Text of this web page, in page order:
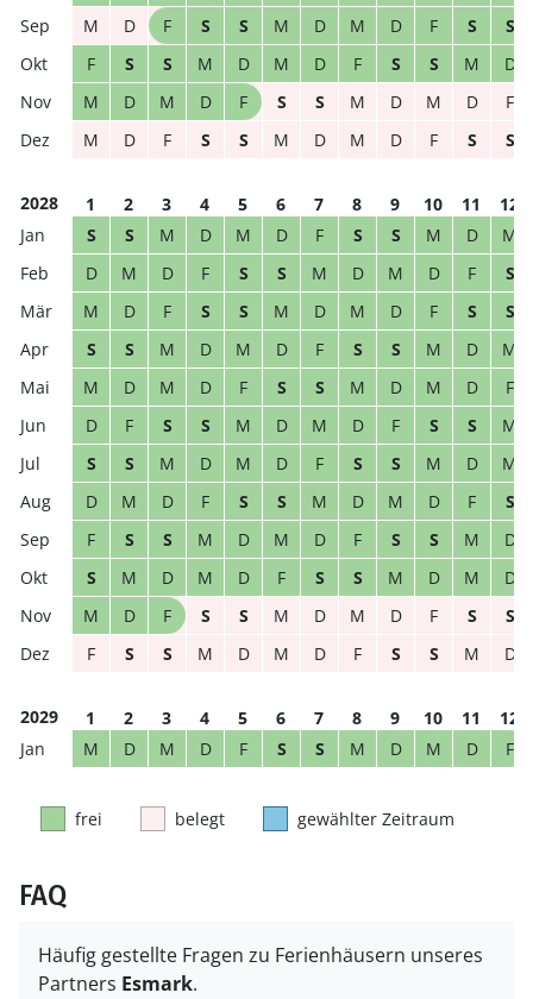
M D F S S M D M D F S
S
F
S S M D M D F S S M
D
M
D M D F S S M D M D
F
M
D F S S M D M D F S S
2028 1 2 3 4 5 6 7 8 9 10 11
12
S
S M D M D F S S M D
M
D
M D F S S M D M D F
S
M
D F S S M D M D F S
S
S
S M D M D F S S M D
M
M
D M D F S S M D M D
F
D
F S S M D M D F S S
M
S
S M D M D F S S M D
M
D
M D F S S M D M D F
S
F
S S M D M D F S S M
D
S
M D M D F S S M D M
D
M
D F S S M D M D F S
S
F
S S M D M D F S S M D
2029 1 2 3 4 5 6 7 8 9 10 11
12
M
D M D F S S M D M D F
frei belegt gewählter Zeitraum
FAQ
Häufig gestellte Fragen zu Ferienhäusern unseres
Partners Esmark.